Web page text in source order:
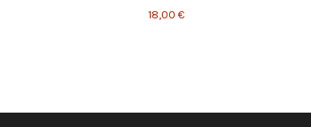
18,00 €